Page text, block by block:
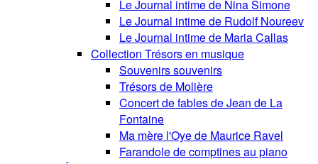
Le Journal intime de Nina Simone
Le Journal intime de Rudolf Noureev
Le Journal intime de Maria Callas
Collection Trésors en musique
Souvenirs souvenirs
Trésors de Molière
Concert de fables de Jean de La
Fontaine
Ma mère l'Oye de Maurice Ravel
Farandole de comptines au piano